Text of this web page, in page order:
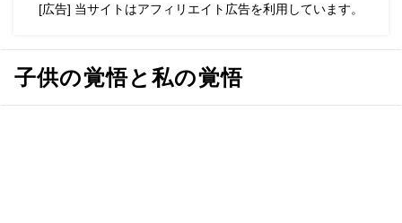
[広告] 当サイトはアフィリエイト広告を利用しています。
子供の覚悟と私の覚悟